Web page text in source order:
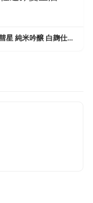
上川大雪 彗星 純米吟醸 白麹仕込み夏生酒 No.55